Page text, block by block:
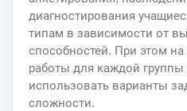
диагностирования
типам в зависимости от
способностей. При этом на
работы для каждой
использовать варианты
сложности.